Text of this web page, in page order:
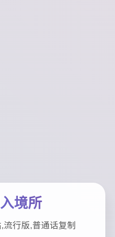
境所
流行版,普通话复制